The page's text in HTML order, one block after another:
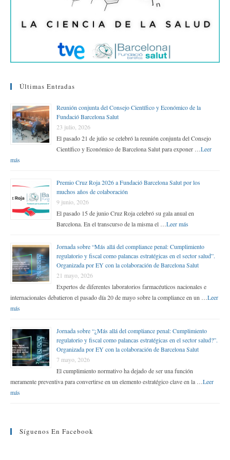
Últimas Entradas
Reunión conjunta del Consejo Científico y Económico de la
Fundació Barcelona Salut
23 julio, 2026
El pasado 21 de julio se celebró la reunión conjunta del Consejo
Científico y Económico de Barcelona Salut para exponer … Leer
más
Premio Cruz Roja 2026 a Fundació Barcelona Salut por los
muchos años de colaboración
9 junio, 2026
El pasado 15 de junio Cruz Roja celebró su gala anual en
Barcelona. En el transcurso de la misma el … Leer más
Jornada sobre “Más allá del compliance penal: Cumplimiento
regulatorio y fiscal como palancas estratégicas en el sector salud”.
Organizada por EY con la colaboración de Barcelona Salut
21 mayo, 2026
Expertos de diferentes laboratorios farmacéuticos nacionales e
internacionales debatieron el pasado día 20 de mayo sobre la compliance en un … Leer
más
Jornada sobre “¿Más allá del compliance penal: Cumplimiento
regulatorio y fiscal como palancas estratégicas en el sector salud?”.
Organizada por EY con la colaboración de Barcelona Salut
7 mayo, 2026
El cumplimiento normativo ha dejado de ser una función
meramente preventiva para convertirse en un elemento estratégico clave en la … Leer
más
Síguenos En Facebook